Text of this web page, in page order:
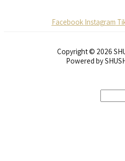
Facebook Instagram
Copyright © 2026
Powered by